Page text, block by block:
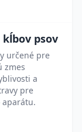
psov
určené pre
zmes
a
pre